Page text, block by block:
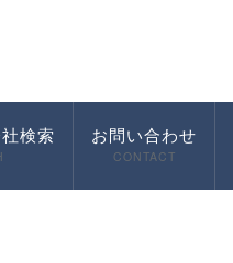
検索 お問い合わせ
CONTACT